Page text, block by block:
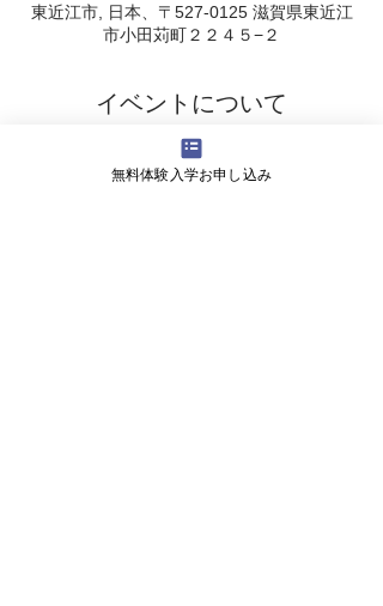
東近江市, 日本、〒527-0125 滋賀県東近江
市小田苅町２２４５−２
イベントについて
・ドローンをお持ちの方は持参ください
無料体験入学お申し込み